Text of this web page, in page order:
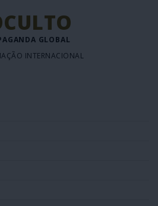
GLOBAL
INTERNACIONAL